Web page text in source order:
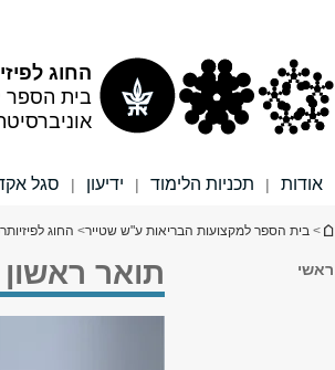
החוג
בית הספר
אודות | תכניות הלימוד | ידיעון | סגל
הינך נמצא כאן
> בית הספר למקצועות הבריאות ע"ש שטייר> החוג
ראשי תואר ראשון